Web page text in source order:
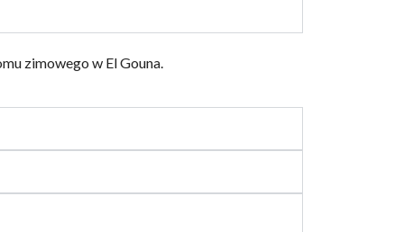
zimowego w El Gouna.